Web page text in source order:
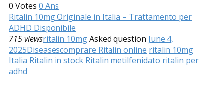
0 Votes 0 Ans
Ritalin 10mg Originale in Italia – Trattamento per
ADHD Disponibile
715 viewsritalin 10mgAsked question June 4,
2025Diseasescomprare Ritalin online ritalin 10mg
Italia Ritalin in stock Ritalin metilfenidato ritalin per
adhd